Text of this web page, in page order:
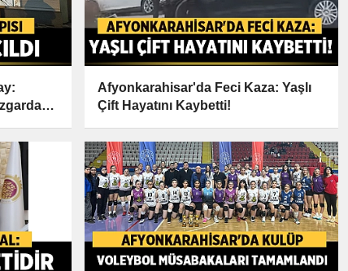
Afyonkarahisar'da Feci Kaza: Yaşlı
Çift Hayatını Kaybetti!